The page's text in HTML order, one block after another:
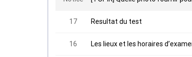
17 Resultat du test
16 Les lieux et les horaires